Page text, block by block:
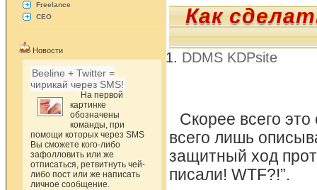
Freelance
СЕО
Новости
Beeline + Twitter =
чирикай через SMS!
На первой
картинке
обозначены
команды, при
помощи которых через SMS
Вы сможете кого-либо
зафолловить или же
отписаться, ретвитнуть чей-
либо пост или же написать
личное сообщение.
Как
DDMS KDPsite
Скорее всего
всего лишь
защитный ход
писали! WTF?!”.